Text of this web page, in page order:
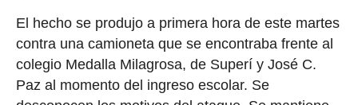
El hecho se produjo a primera hora de este martes
contra una camioneta que se encontraba frente al
colegio Medalla Milagrosa, de Superí y José C.
Paz al momento del ingreso escolar. Se